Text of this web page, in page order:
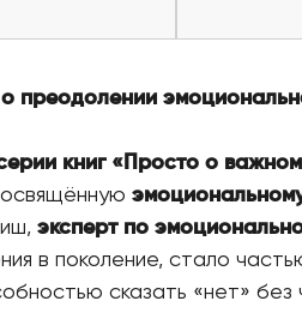
преодолении
книг «Просто о
эксперт по
в поколение, стало
сказать «нет»